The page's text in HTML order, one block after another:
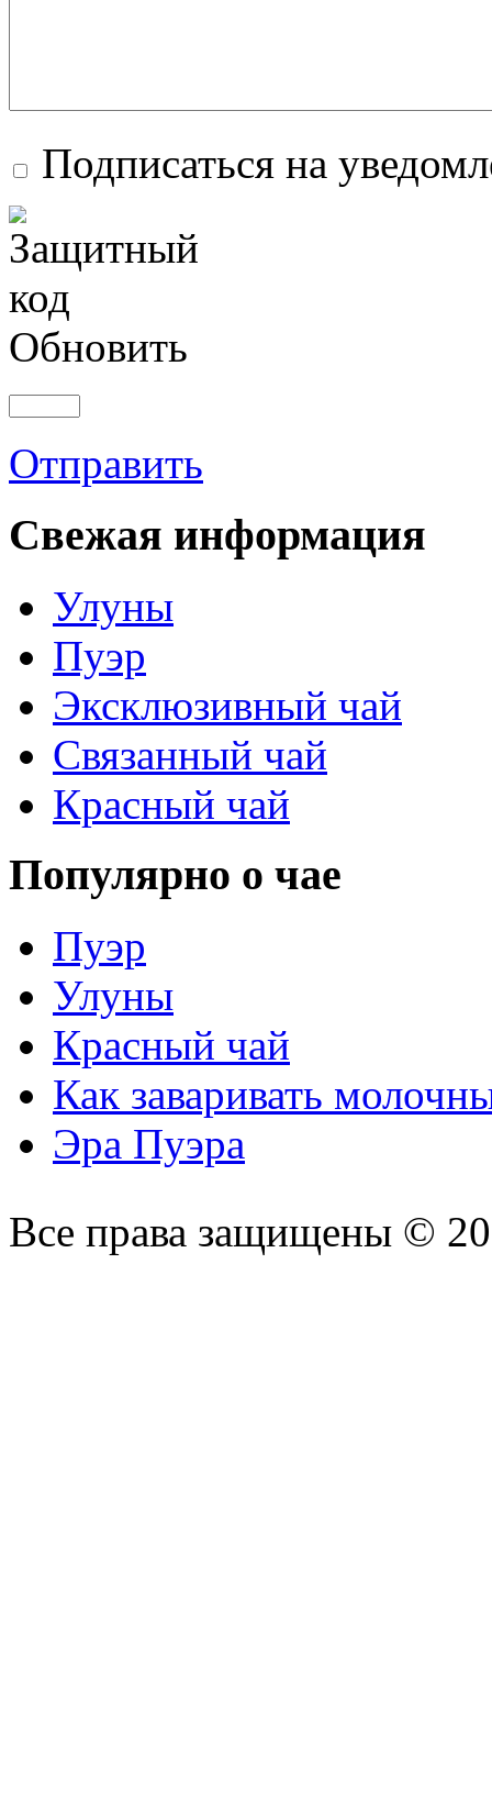
Подписаться на
Обновить
Отправить
Свежая информация
Улуны
Пуэр
Эксклюзивный чай
Связанный чай
Красный чай
Популярно о чае
Пуэр
Улуны
Красный чай
Как заваривать
Эра Пуэра
Все права защищены ©